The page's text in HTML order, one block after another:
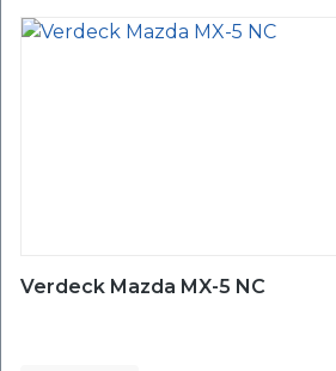
Verdeck Mazda MX-5 NC